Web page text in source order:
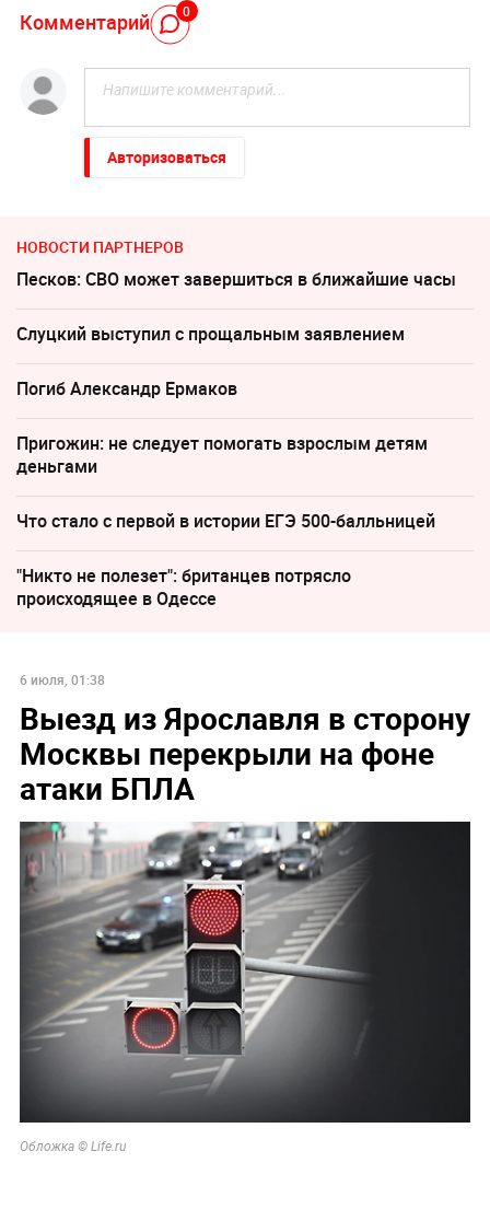
Комментарий 0
Авторизоваться
НОВОСТИ ПАРТНЕРОВ
Песков: СВО может завершиться в ближайшие часы
Слуцкий выступил с прощальным заявлением
Погиб Александр Ермаков
Пригожин: не следует помогать взрослым детям
деньгами
Что стало с первой в истории ЕГЭ 500-балльницей
"Никто не полезет": британцев потрясло
происходящее в Одессе
6 июля, 01:38
Выезд из Ярославля в сторону
Москвы перекрыли на фоне
атаки БПЛА
Обложка © Life.ru